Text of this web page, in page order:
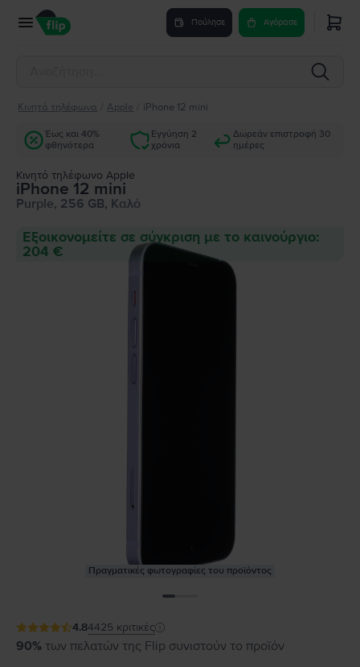
Πούλησε Αγόρασε
Κινητά τηλέφωνα Apple iPhone 12 mini
Έως και 40%
φθηνότερα
Εγγύηση 2
χρόνια
Δωρεάν επιστροφή 30
ημέρες
Κινητό τηλέφωνο Apple
iPhone 12 mini
Purple, 256 GB, Καλό
Εξοικονομείτε σε σύγκριση με το καινούργιο:
204 €
Πραγματικές φωτογραφίες του προϊόντος
4.84425 κριτικές
90% των πελατών της Flip συνιστούν το προϊόν